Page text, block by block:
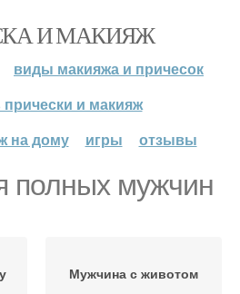
И МАКИЯЖ
виды макияжа и причесок
прически и макияж
на дому
игры отзывы
полных мужчин
Мужчина с животом